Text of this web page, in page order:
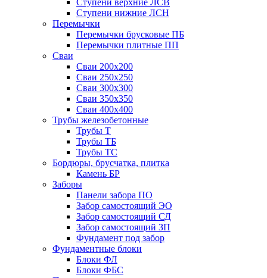
Ступени нижние ЛСН
Перемычки
Перемычки брусковые ПБ
Перемычки плитные ПП
Сваи
Сваи 200х200
Сваи 250х250
Сваи 300х300
Сваи 350х350
Сваи 400х400
Трубы железобетонные
Трубы Т
Трубы ТБ
Трубы ТС
Бордюры, брусчатка, плитка
Камень БР
Заборы
Панели забора ПО
Забор самостоящий ЭО
Забор самостоящий СД
Забор самостоящий ЗП
Фyндамент под забор
Фундаментные блоки
Блоки ФЛ
Блоки ФБС